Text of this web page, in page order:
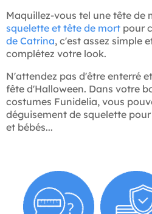
Maquillez-vous tel une tête de
squelette et tête de mort pour
de Catrina, c'est assez simple
complétez votre look.
N'attendez pas d'être enterré
fête d'Halloween. Dans votre
costumes Funidelia, vous
déguisement de squelette
et bébés...